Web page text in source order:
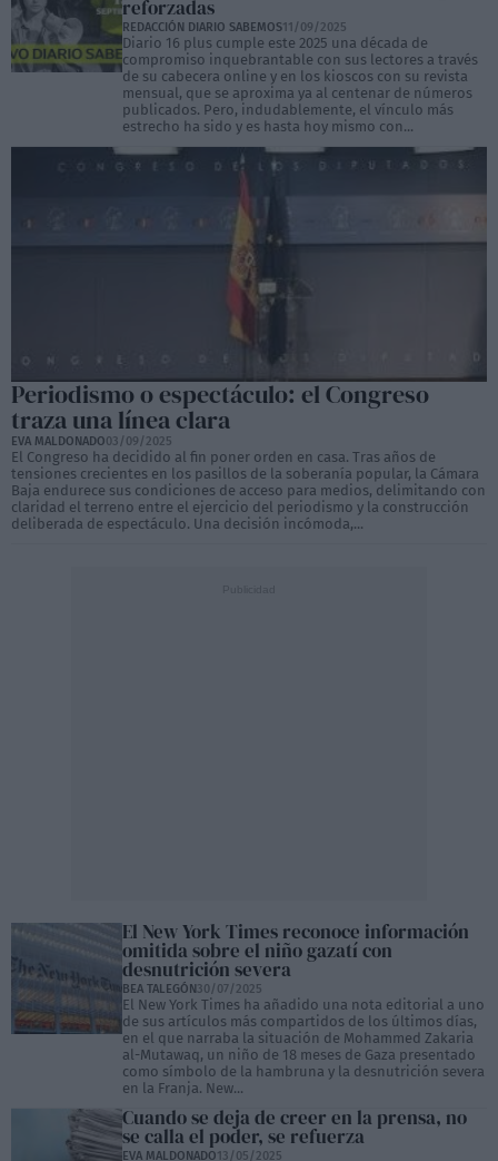
reforzadas
REDACCIÓN DIARIO SABEMOS11/09/2025
Diario 16 plus cumple este 2025 una década de
compromiso inquebrantable con sus lectores a través
de su cabecera online y en los kioscos con su revista
mensual, que se aproxima ya al centenar de números
publicados. Pero, indudablemente, el vínculo más
estrecho ha sido y es hasta hoy mismo con...
Periodismo o espectáculo: el Congreso
traza una línea clara
EVA MALDONADO03/09/2025
El Congreso ha decidido al fin poner orden en casa. Tras años de
tensiones crecientes en los pasillos de la soberanía popular, la Cámara
Baja endurece sus condiciones de acceso para medios, delimitando con
claridad el terreno entre el ejercicio del periodismo y la construcción
deliberada de espectáculo. Una decisión incómoda,...
El New York Times reconoce información
omitida sobre el niño gazatí con
desnutrición severa
BEA TALEGÓN30/07/2025
El New York Times ha añadido una nota editorial a uno
de sus artículos más compartidos de los últimos días,
en el que narraba la situación de Mohammed Zakaria
al-Mutawaq, un niño de 18 meses de Gaza presentado
como símbolo de la hambruna y la desnutrición severa
en la Franja. New...
Cuando se deja de creer en la prensa, no
se calla el poder, se refuerza
EVA MALDONADO13/05/2025